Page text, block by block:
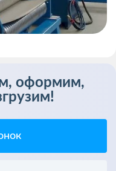
оформим,